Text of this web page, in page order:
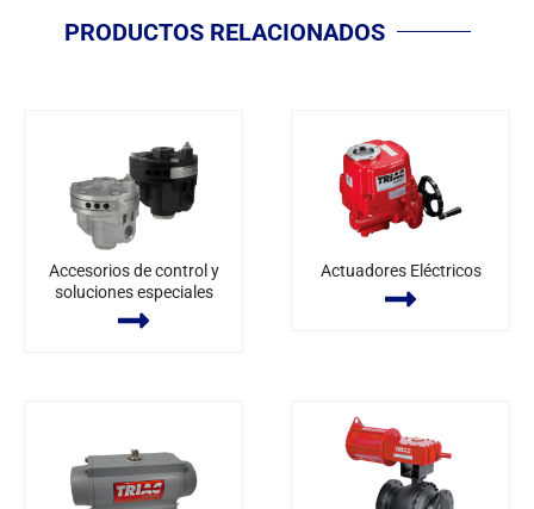
PRODUCTOS RELACIONADOS
Accesorios de control y
soluciones especiales
Actuadores Eléctricos